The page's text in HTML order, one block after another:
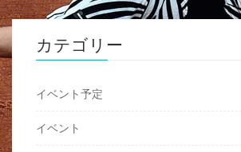
カテゴリー
イベント予定
イベント